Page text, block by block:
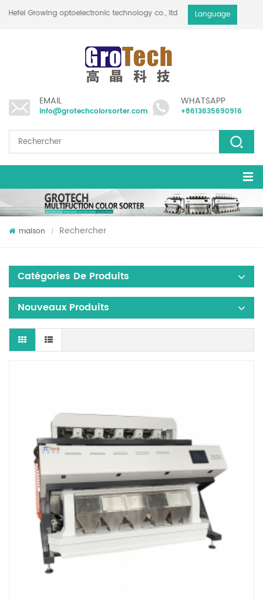
Hefei Growing optoelectronic technology co., ltd Language
EMAIL
info@grotechcolorsorter.com
WHATSAPP
+8613635690916
maison / Rechercher
Catégories De Produits
Nouveaux Produits